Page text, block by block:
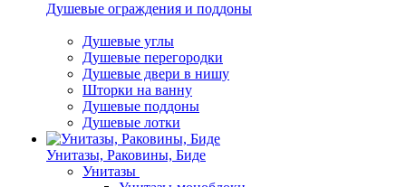
Душевые ограждения и поддоны
Душевые углы
Душевые перегородки
Душевые двери в нишу
Шторки на ванну
Душевые поддоны
Душевые лотки
Унитазы, Раковины, Биде
Унитазы